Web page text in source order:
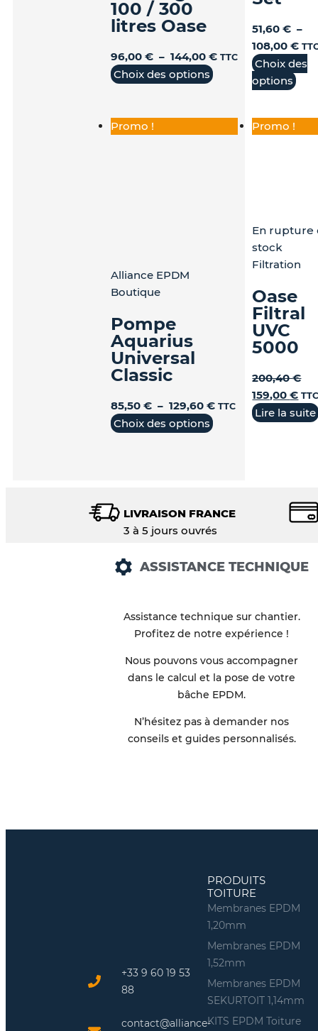
100 / 300
litres Oase
96,00€ – 144,00€ TTC
Choix des options
51,60€ –
108,00€
Choix des
options
Promo !
Alliance EPDM
Boutique
Pompe
Aquarius
Universal
Classic
85,50€ – 129,60€ TTC
Choix des options
Promo !
En rupture
stock
Filtration
Oase
Filtral
UVC
5000
200,40€
159,00€ TTC
Lire la suite
LIVRAISON FRANCE
3 à 5 jours ouvrés
ASSISTANCE TECHNIQUE
Assistance technique sur chantier.
Profitez de notre expérience !
Nous pouvons vous accompagner
dans le calcul et la pose de votre
bâche EPDM.
N’hésitez pas à demander nos
conseils et guides personnalisés.
+33 9 60 19 53
88
contact@alliance-
PRODUITS
TOITURE
Membranes EPDM
1,20mm
Membranes EPDM
1,52mm
Membranes EPDM
SEKURTOIT 1,14mm
KITS EPDM Toiture